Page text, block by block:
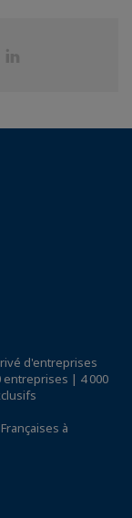
Partager
d'entreprises
entreprises | 4 000
à